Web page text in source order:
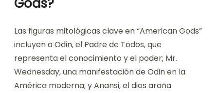
Gods?
Las figuras mitológicas clave en “American Gods”
incluyen a Odin, el Padre de Todos, que
representa el conocimiento y el poder; Mr.
Wednesday, una manifestación de Odin en la
América moderna; y Anansi, el dios araña